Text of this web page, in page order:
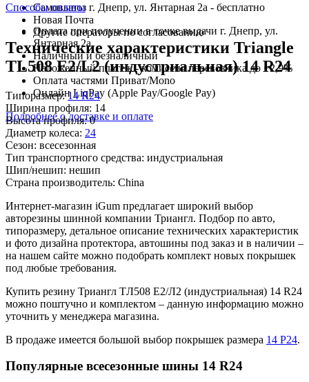
Самовывоз г. Днепр, ул. Янтарная 2а - бесплатно
Новая Почта
Другие операторы по согласованию
Способы оплаты
Оплата при получении в точке выдачи г. Днепр, ул.
Янтарная 2а
Наличный и безналичный
Наложенный платеж - комиссия перевозчика до +2,9%
Оплата частями Приват/Mono
Онлайн LiqPay (Apple Pay/Google Pay)
Подробнее о доставке и оплате
Технические характеристики Triangle
TL508 E2/L2 (индустриальная) 14 R24
Типоразмер:14 R24
Ширина профиля: 14
Высота профиля:0
Диаметр колеса: 24
Сезон: всесезонная
Тип транспортного средства: индустриальная
Шип/нешип: нешип
Страна производитель: China
Интернет-магазин iGum предлагает широкий выбор
авторезины шинной компании Триангл. Подбор по авто,
типоразмеру, детальное описание технических характеристик
и фото дизайна протектора, автошины под заказ и в наличии –
на нашем сайте можно подобрать комплект новых покрышек
под любые требования.
Купить резину Триангл TЛ508 E2/Л2 (индустриальная) 14 R24
можно поштучно и комплектом – данную информацию можно
уточнить у менеджера магазина.
В продаже имеется большой выбор покрышек размера 14 Р24.
Популярные всесезонные шины 14 R24